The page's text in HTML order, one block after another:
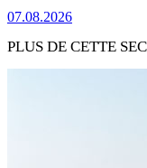
07.08.2026
PLUS DE CETTE